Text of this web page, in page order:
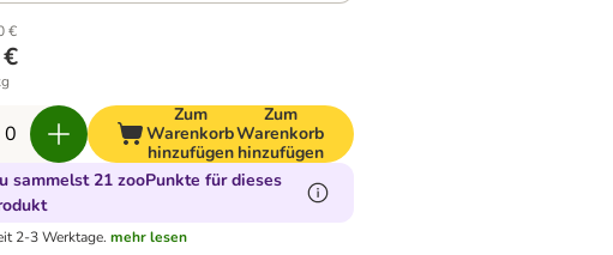
€
Zum
Warenkorb
hinzufügen
Zum
Warenkorb
hinzufügen
sammelst 21 zooPunkte für dieses
2-3 Werktage. mehr lesen